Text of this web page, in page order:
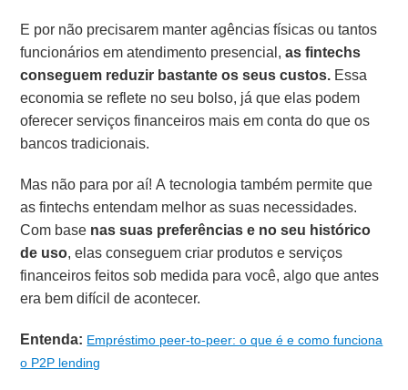
E por não precisarem manter agências físicas ou tantos
funcionários em atendimento presencial,as fintechs
conseguem reduzir bastante os seus custos. Essa
economia se reflete no seu bolso, já que elas podem
oferecer serviços financeiros mais em conta do que os
bancos tradicionais.
Mas não para por aí! A tecnologia também permite que
as fintechs entendam melhor as suas necessidades.
Com base nas suas preferências e no seu histórico
de uso, elas conseguem criar produtos e serviços
financeiros feitos sob medida para você, algo que antes
era bem difícil de acontecer.
Entenda: Empréstimo peer-to-peer: o que é e como funciona
o P2P lending